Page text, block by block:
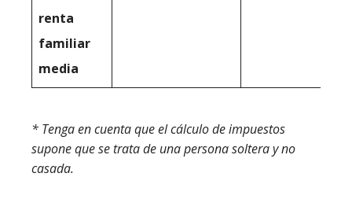
renta
familiar
media
* Tenga en cuenta que el cálculo de impuestos
supone que se trata de una persona soltera y no
casada.